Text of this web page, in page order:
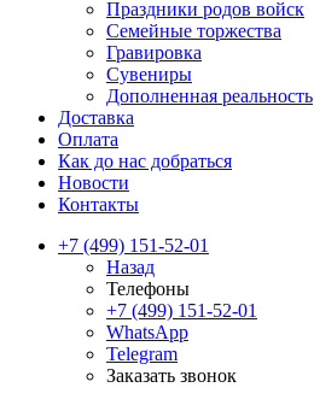
Праздники родов войск
Семейные торжества
Гравировка
Сувениры
Дополненная реальность
Доставка
Оплата
Как до нас добраться
Новости
Контакты
+7 (499) 151-52-01
Назад
Телефоны
+7 (499) 151-52-01
WhatsApp
Telegram
Заказать звонок